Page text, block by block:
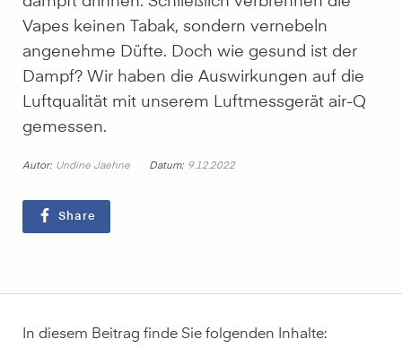
Vapes keinen Tabak, sondern vernebeln
angenehme Düfte. Doch wie gesund ist der
Dampf? Wir haben die Auswirkungen auf die
Luftqualität mit unserem Luftmessgerät air-Q
gemessen.
Autor: Undine Jaehne Datum: 9.12.2022
Share
In diesem Beitrag finde Sie folgenden Inhalte: